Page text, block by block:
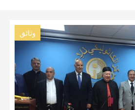
وثائق